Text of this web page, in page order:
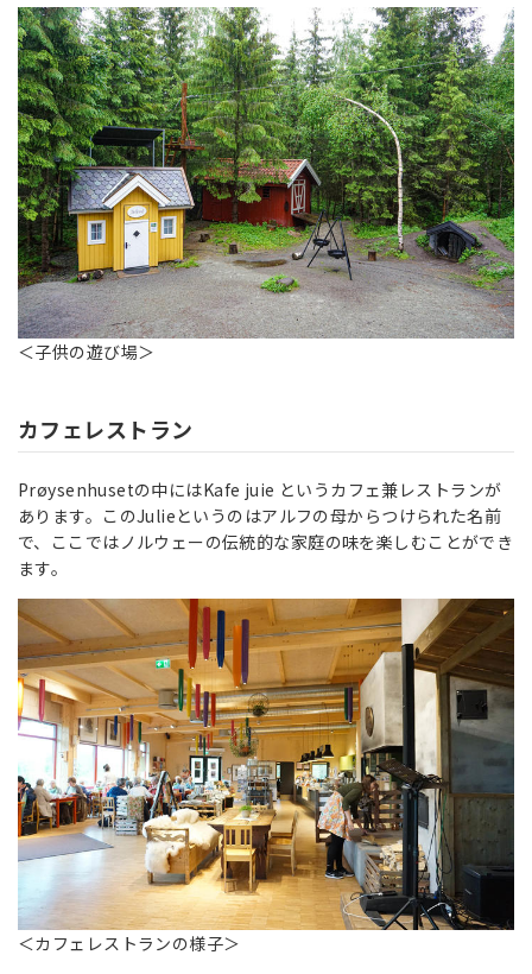
＜子供の遊び場＞
カフェレストラン
Prøysenhusetの中にはKafe juie というカフェ兼レストランが
あります。このJulieというのはアルフの母からつけられた名前
で、ここではノルウェーの伝統的な家庭の味を楽しむことができ
ます。
＜カフェレストランの様子＞